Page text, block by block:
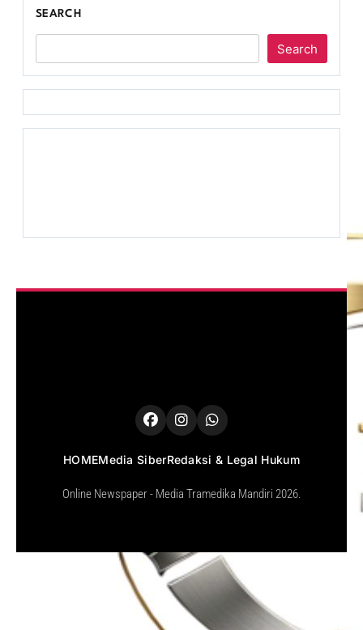
SEARCH
Search
HOMEMedia SiberRedaksi & Legal Hukum
Online Newspaper - Media Tramedika Mandiri 2026.